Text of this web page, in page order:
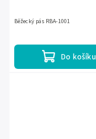
Do košíku
Běžecký pás RBA-1001